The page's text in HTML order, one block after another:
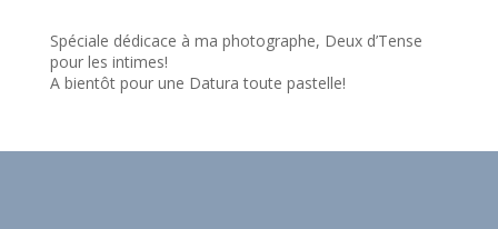
Spéciale dédicace à ma photographe, Deux d’Tense
pour les intimes!
A bientôt pour une Datura toute pastelle!